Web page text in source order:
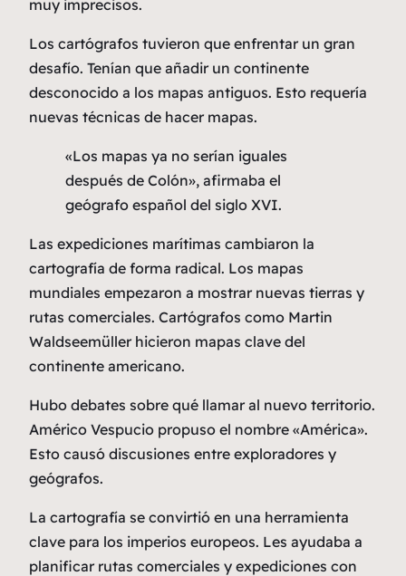
muy imprecisos.
Los cartógrafos tuvieron que enfrentar un gran
desafío. Tenían que añadir un continente
desconocido a los mapas antiguos. Esto requería
nuevas técnicas de hacer mapas.
«Los mapas ya no serían iguales
después de Colón», afirmaba el
geógrafo español del siglo XVI.
Las expediciones marítimas cambiaron la
cartografía de forma radical. Los mapas
mundiales empezaron a mostrar nuevas tierras y
rutas comerciales. Cartógrafos como Martin
Waldseemüller hicieron mapas clave del
continente americano.
Hubo debates sobre qué llamar al nuevo territorio.
Américo Vespucio propuso el nombre «América».
Esto causó discusiones entre exploradores y
geógrafos.
La cartografía se convirtió en una herramienta
clave para los imperios europeos. Les ayudaba a
planificar rutas comerciales y expediciones con